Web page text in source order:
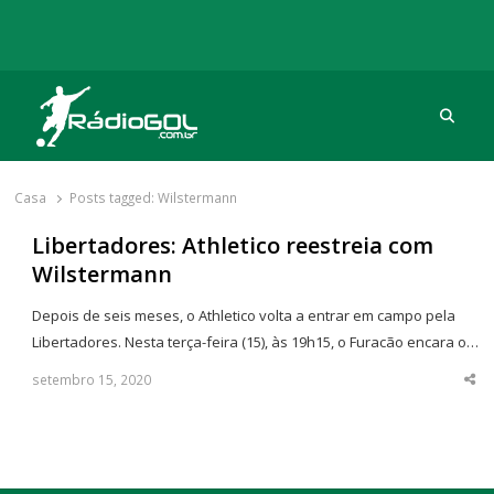
Rádio Gol
Há mais de 20 anos com as melhores coberturas
Casa Posts tagged:Wilstermann
Libertadores: Athletico reestreia com
Wilstermann
Depois de seis meses, o Athletico volta a entrar em campo pela
Libertadores. Nesta terça-feira (15), às 19h15, o Furacão encara o…
setembro 15, 2020